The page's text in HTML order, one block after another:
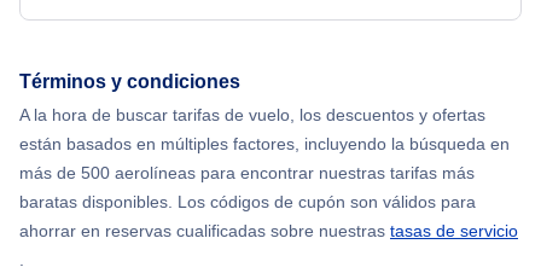
Flights from Nueva York to Seúl
Flights from Nueva York to Barcelona
Términos y condiciones
A la hora de buscar tarifas de vuelo, los descuentos y ofertas
están basados en múltiples factores, incluyendo la búsqueda en
más de 500 aerolíneas para encontrar nuestras tarifas más
baratas disponibles. Los códigos de cupón son válidos para
ahorrar en reservas cualificadas sobre nuestras tasas de servicio
.